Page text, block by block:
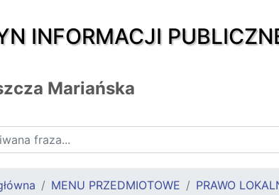
INFORMACJI
Mariańska
MENU PRZEDMIOTOWE PRAWO